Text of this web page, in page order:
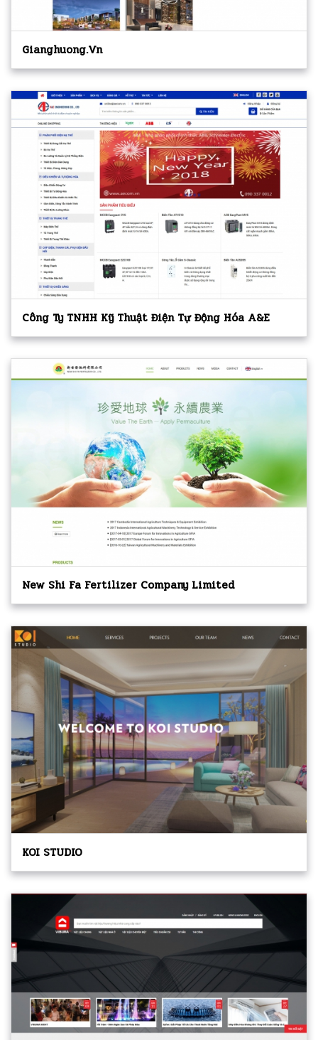
Gianghuong.vn
Công Ty TNHH Kỹ Thuật Điện Tự Động Hóa A&E
New Shi Fa Fertilizer Company Limited
KOI STUDIO